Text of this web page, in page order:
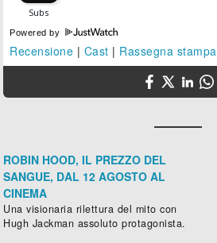
Powered by
Recensione | Cast | Rassegna stampa
ROBIN HOOD, IL PREZZO DEL
SANGUE, DAL 12 AGOSTO AL
CINEMA
Una visionaria rilettura del mito con
Hugh Jackman assoluto protagonista.